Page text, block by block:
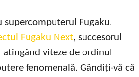
supercomputerul Fugaku,
Fugaku Next, succesorul
viteze de ordinul
fenomenală. Gândiți-vă că